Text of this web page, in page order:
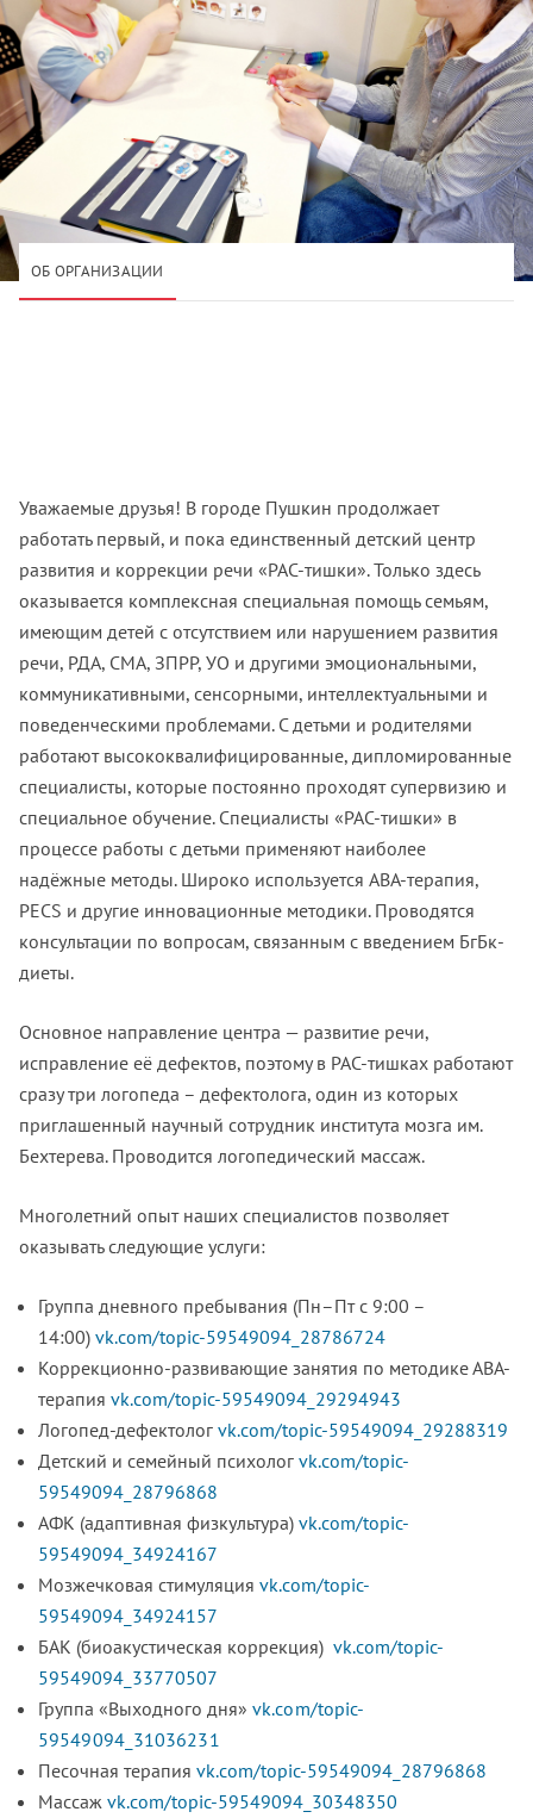
ОБ ОРГАНИЗАЦИИ
Уважаемые друзья! В городе Пушкин продолжает
работать первый, и пока единственный детский центр
развития и коррекции речи «РАС-тишки». Только здесь
оказывается комплексная специальная помощь семьям,
имеющим детей с отсутствием или нарушением развития
речи, РДА, СМА, ЗПРР, УО и другими эмоциональными,
коммуникативными, сенсорными, интеллектуальными и
поведенческими проблемами. С детьми и родителями
работают высококвалифицированные, дипломированные
специалисты, которые постоянно проходят супервизию и
специальное обучение. Специалисты «РАС-тишки» в
процессе работы с детьми применяют наиболее
надёжные методы. Широко используется ABA-терапия,
PECS и другие инновационные методики. Проводятся
консультации по вопросам, связанным с введением БгБк-
диеты.
Основное направление центра — развитие речи,
исправление её дефектов, поэтому в РАС-тишках работают
сразу три логопеда – дефектолога, один из которых
приглашенный научный сотрудник института мозга им.
Бехтерева. Проводится логопедический массаж.
Многолетний опыт наших специалистов позволяет
оказывать следующие услуги:
Группа дневного пребывания (Пн–Пт с 9:00 –
14:00) vk.com/topic-59549094_28786724
Коррекционно-развивающие занятия по методике АВА-
терапия vk.com/topic-59549094_29294943
Логопед-дефектолог vk.com/topic-59549094_29288319
Детский и семейный психолог vk.com/topic-
59549094_28796868
АФК (адаптивная физкультура) vk.com/topic-
59549094_34924167
Мозжечковая стимуляция vk.com/topic-
59549094_34924157
БАК (биоакустическая коррекция) vk.com/topic-
59549094_33770507
Группа «Выходного дня» vk.com/topic-
59549094_31036231
Песочная терапия vk.com/topic-59549094_28796868
Массаж vk.com/topic-59549094_30348350